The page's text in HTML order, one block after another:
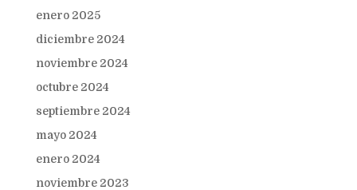
enero 2025
diciembre 2024
noviembre 2024
octubre 2024
septiembre 2024
mayo 2024
enero 2024
noviembre 2023